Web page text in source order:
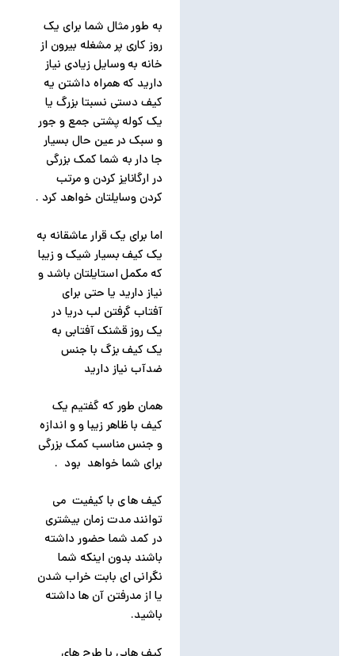
به طور مثال شما برای یک
روز کاری پر مشغله بیرون از
خانه به وسایل زیادی نیاز
دارید که همراه داشتن یه
کیف دستی نسبتا بزرگ یا
یک کوله پشتی جمع و جور
و سبک در عین حال بسیار
جا دار به شما کمک بزرگی
در ارگانایز کردن و مرتب
کردن وسایلتان خواهد کرد .
اما برای یک قرار عاشقانه به
یک کیف بسیار شیک و زیبا
که مکمل استایلتان باشد و
نیاز دارید یا حتی برای
آفتاب گرفتن لب دریا در
یک روز قشنک آفتابی به
یک کیف بزگ با جنس
ضدآب نیاز دارید
همان طور که گفتیم یک
کیف با ظاهر زیبا و و اندازه
و جنس مناسب کمک بزرگی
برای شما خواهد بود .
کیف ها ی با کیفیت می
توانند مدت زمان بیشتری
در کمد شما حضور داشته
باشند بدون اینکه شما
نگرانی ای بابت خراب شدن
یا از مدرفتن آن ها داشته
باشید.